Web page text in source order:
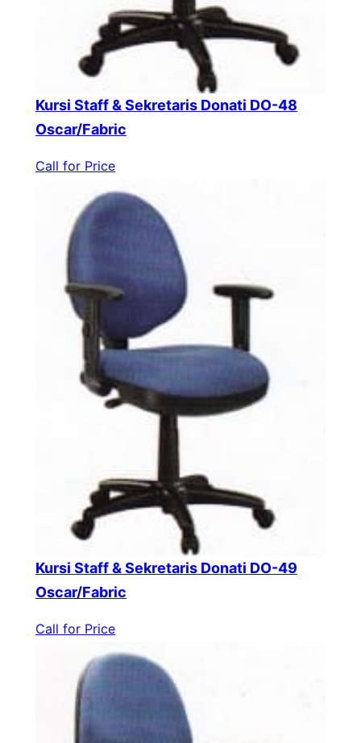
Kursi Staff & Sekretaris Donati DO-48
Oscar/Fabric
Call for Price
Kursi Staff & Sekretaris Donati DO-49
Oscar/Fabric
Call for Price